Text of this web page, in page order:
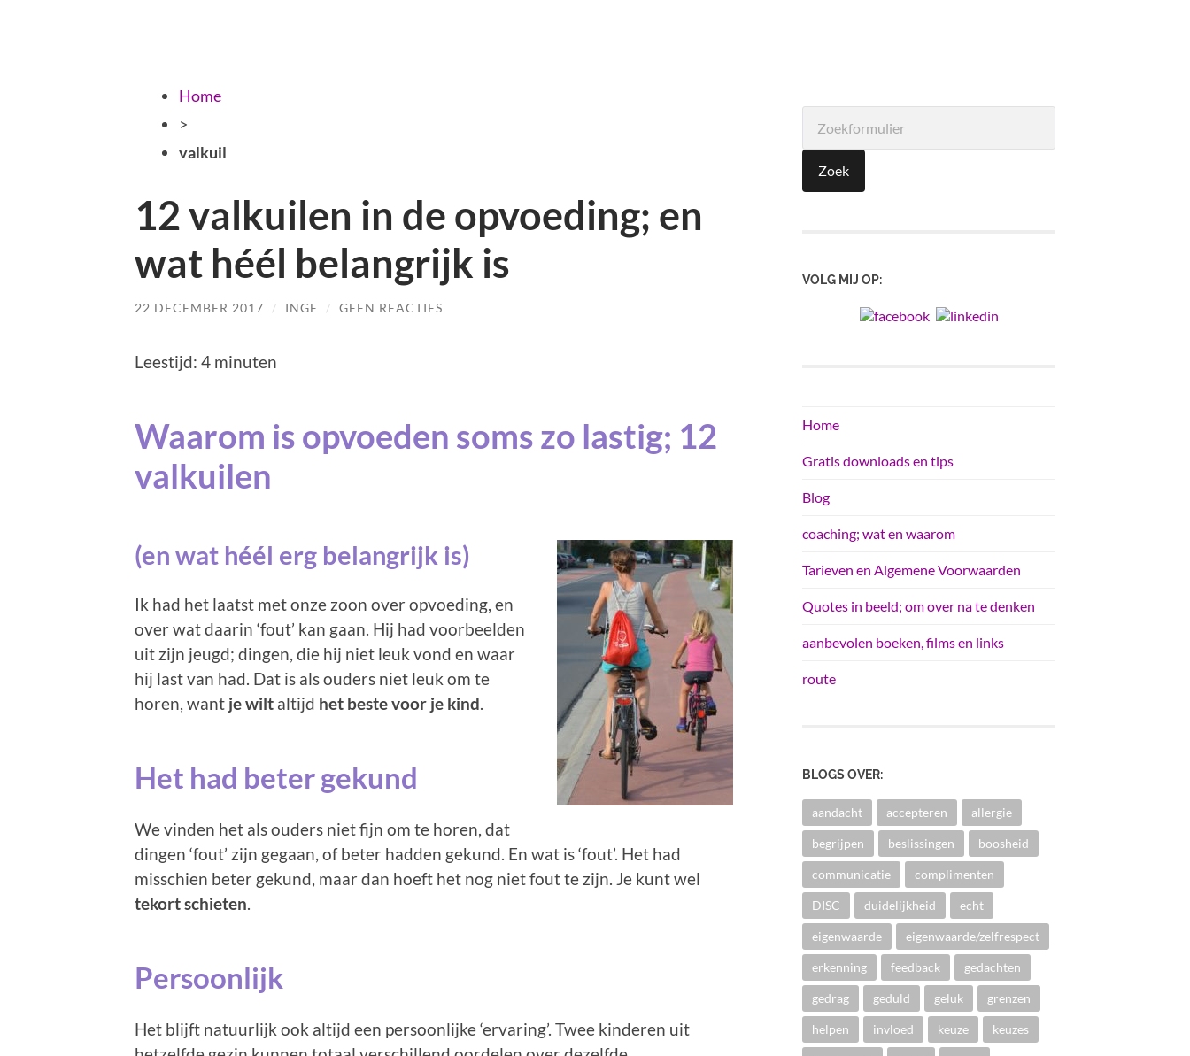
Home
>
valkuil
12 valkuilen in de opvoeding; en
wat héél belangrijk is
22 DECEMBER 2017 / INGE / GEEN REACTIES
Leestijd: 4 minuten
Waarom is opvoeden soms zo lastig; 12
valkuilen
(en wat héél erg belangrijk is)
Ik had het laatst met onze zoon over opvoeding, en
over wat daarin ‘fout’ kan gaan. Hij had voorbeelden
uit zijn jeugd; dingen, die hij niet leuk vond en waar
hij last van had. Dat is als ouders niet leuk om te
horen, want je wilt altijd het beste voor je kind
Het had beter gekund
We vinden het als ouders niet fijn om te horen, dat
dingen ‘fout’ zijn gegaan, of beter hadden gekund. En wat is ‘fout’. Het had
misschien beter gekund, maar dan hoeft het nog niet fout te zijn. Je kunt wel
tekort schieten
Persoonlijk
Het blijft natuurlijk ook altijd een persoonlijke ‘ervaring’. Twee kinderen uit
VOLG MIJ OP:
Home
Gratis downloads en tips
Blog
coaching; wat en waarom
Tarieven en Algemene Voorwaarden
Quotes in beeld; om over na te denken
aanbevolen boeken, films en links
route
BLOGS OVER:
aandacht accepteren allergie
begrijpen beslissingen boosheid
communicatie complimenten
DISC duidelijkheid echt
eigenwaarde eigenwaarde/zelfrespect
erkenning feedback gedachten
gedrag geduld geluk grenzen
helpen invloed keuze keuzes